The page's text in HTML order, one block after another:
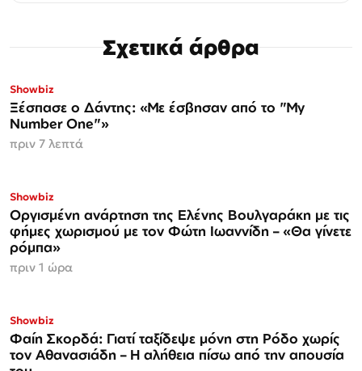
Σχετικά άρθρα
Showbiz
Ξέσπασε ο Δάντης: «Με έσβησαν από το "My
Number One"»
πριν 7 λεπτά
Showbiz
Οργισμένη ανάρτηση της Ελένης Βουλγαράκη με τις
φήμες χωρισμού με τον Φώτη Ιωαννίδη – «Θα γίνετε
ρόμπα»
πριν 1 ώρα
Showbiz
Φαίη Σκορδά: Γιατί ταξίδεψε μόνη στη Ρόδο χωρίς
τον Αθανασιάδη – Η αλήθεια πίσω από την απουσία